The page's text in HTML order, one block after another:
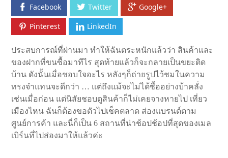
Facebook Twitter Google+
Pinterest LinkedIn
ประสบการณ์ที่ผ่านมา ทำให้ฉันตระหนักแล้วว่า สินค้าและ
ของฝากที่ขนซื้อมาทีไร สุดท้ายแล้วก็จะกลายเป็นขยะติด
บ้าน ดังนั้นเมื่อชอบใจอะไร หลังๆก็ถ่ายรูปไว้ชมในความ
ทรงจำแทนจะดีกว่า … แต่ถึงแม้จะไม่ได้ซื้ออย่างบ้าคลั่ง
เช่นเมื่อก่อน แต่นิสัยชอบดูสินค้าก็ไม่เคยจางหายไป เที่ยว
เมืองไหน ฉันก็ต้องขอตัวไปเช็คตลาด ส่องแบรนด์ตาม
ศูนย์การค้า และนี่ก็เป็น 6 สถานที่น่าช้อปช้อปที่สุดของเมล
เบิร์นที่ไปส่องมาให้แล้วค่ะ